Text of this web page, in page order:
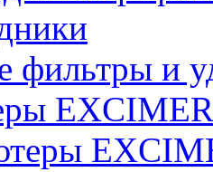
фильтры и